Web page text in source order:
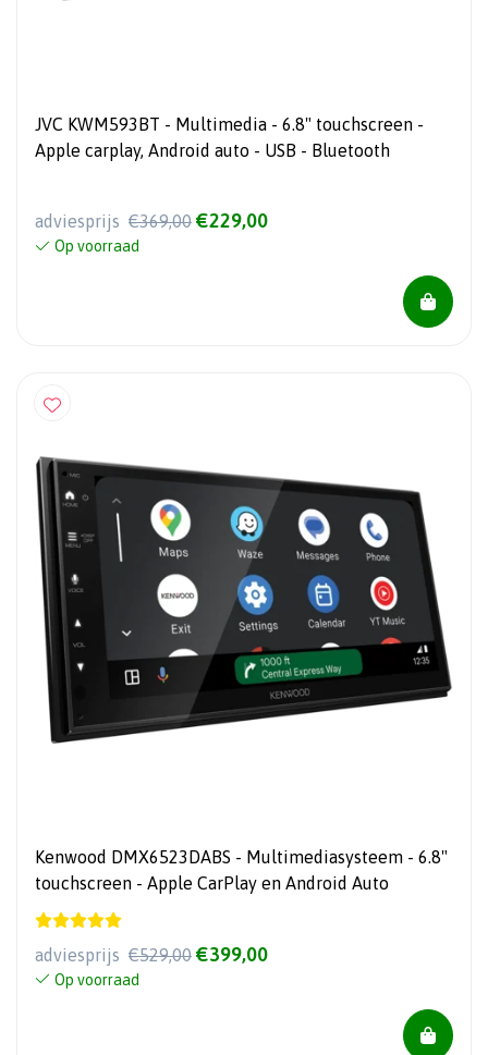
JVC KWM593BT - Multimedia - 6.8" touchscreen -
Apple carplay, Android auto - USB - Bluetooth
adviesprijs €369,00 €229,00
Op voorraad
Kenwood DMX6523DABS - Multimediasysteem - 6.8"
touchscreen - Apple CarPlay en Android Auto
adviesprijs €529,00 €399,00
Op voorraad